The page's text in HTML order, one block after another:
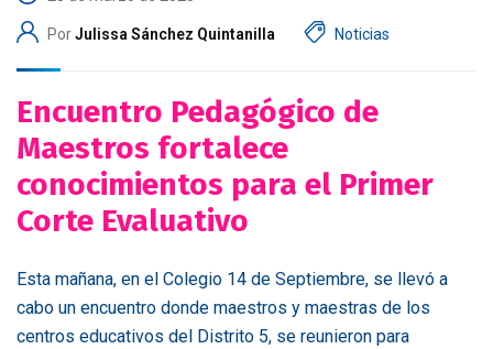
PorJulissa Sánchez Quintanilla Noticias
Encuentro Pedagógico de
Maestros fortalece
conocimientos para el Primer
Corte Evaluativo
Esta mañana, en el Colegio 14 de Septiembre, se llevó a
cabo un encuentro donde maestros y maestras de los
centros educativos del Distrito 5, se reunieron para